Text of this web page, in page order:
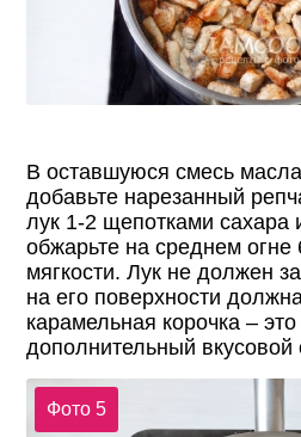
В оставшуюся смесь
добавьте нарезанный
лук 1-2 щепотками сахара
обжарьте на среднем огне
мягкости. Лук не должен
на его поверхности
карамельная корочка –
дополнительный вкусовой
Фото 5